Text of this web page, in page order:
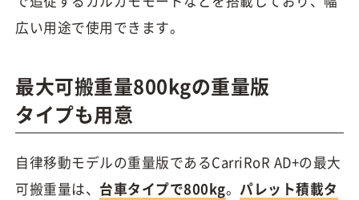
広い用途で使用できます。
最大可搬重量800kgの重量版
タイプも用意
自律移動モデルの重量版であるCarriRoR AD+の最大
可搬重量は、 台車タイプで800kg。 パレット積載タ